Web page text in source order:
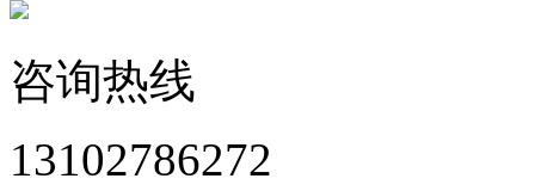
咨询热线
13102786272